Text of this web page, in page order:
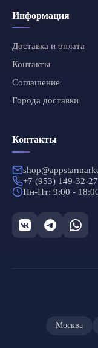
Информация
Доставка и оплата
Контакты
Соглашение
Города доставки
Контакты
+7 (953) 149-32-27
Пн-Пт: 9:00 -
Москва